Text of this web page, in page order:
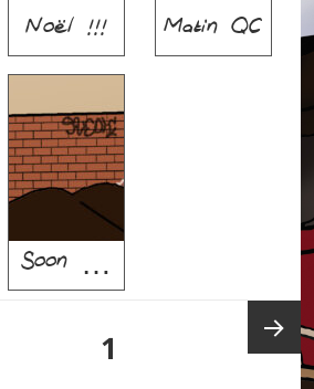
Noël !!!
Matin QC
Soon …
1